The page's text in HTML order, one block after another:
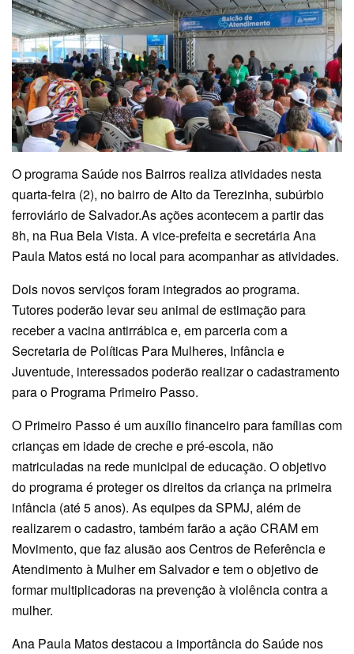
O programa Saúde nos Bairros realiza atividades nesta
quarta-feira (2), no bairro de Alto da Terezinha, subúrbio
ferroviário de Salvador.As ações acontecem a partir das
8h, na Rua Bela Vista. A vice-prefeita e secretária Ana
Paula Matos está no local para acompanhar as atividades.
Dois novos serviços foram integrados ao programa.
Tutores poderão levar seu animal de estimação para
receber a vacina antirrábica e, em parceria com a
Secretaria de Políticas Para Mulheres, Infância e
Juventude, interessados poderão realizar o cadastramento
para o Programa Primeiro Passo.
O Primeiro Passo é um auxílio financeiro para famílias com
crianças em idade de creche e pré-escola, não
matriculadas na rede municipal de educação. O objetivo
do programa é proteger os direitos da criança na primeira
infância (até 5 anos). As equipes da SPMJ, além de
realizarem o cadastro, também farão a ação CRAM em
Movimento, que faz alusão aos Centros de Referência e
Atendimento à Mulher em Salvador e tem o objetivo de
formar multiplicadoras na prevenção à violência contra a
mulher.
Ana Paula Matos destacou a importância do Saúde nos